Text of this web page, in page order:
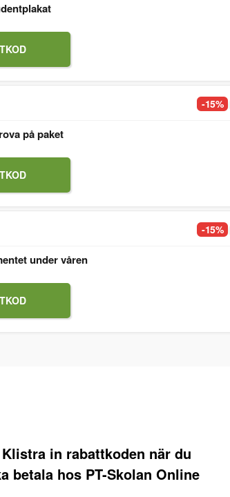
-15%
på paket
-15%
under våren
in rabattkoden när du
betala hos PT-Skolan Online